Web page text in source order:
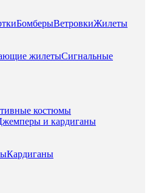
БомберыВетровкиЖилеты
жилетыСигнальные
костюмы
и кардиганы
Кардиганы